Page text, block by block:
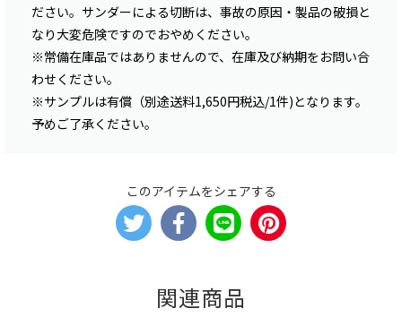
ださい。サンダーによる切断は、事故の原因・製品の破損と
なり大変危険ですのでおやめください。
※常備在庫品ではありませんので、在庫及び納期をお問い合
わせください。
※サンプルは有償（別途送料1,650円税込/1件)となります。
予めご了承ください。
このアイテムをシェアする
関連商品